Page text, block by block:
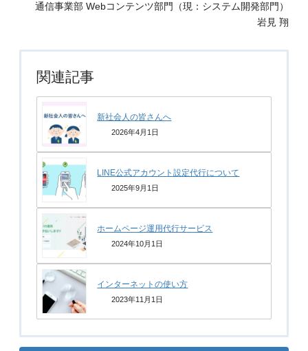
通信事業部 Webコンテンツ部門（現：システム開発部門）
岩見 翔
関連記事
新社会人の皆さんへ
2026年4月1日
LINE公式アカウント設定代行について
2025年9月1日
ホームページ運用代行サービス
2024年10月1日
インターネットの使い方
2023年11月1日